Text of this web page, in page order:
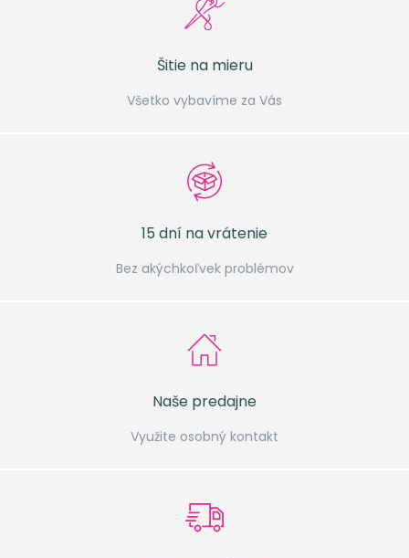
Šitie na mieru
Všetko vybavíme za Vás
15 dní na vrátenie
Bez akýchkoľvek problémov
Naše predajne
Využite osobný kontakt